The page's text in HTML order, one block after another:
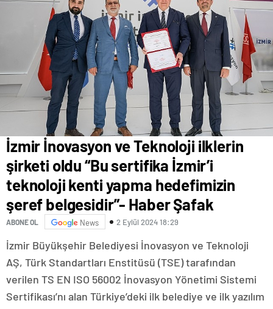
İzmir İnovasyon ve Teknoloji ilklerin
şirketi oldu “Bu sertifika İzmir’i
teknoloji kenti yapma hedefimizin
şeref belgesidir”- Haber Şafak
ABONE OL News 2 Eylül 2024 18:29
İzmir Büyükşehir Belediyesi İnovasyon ve Teknoloji
AŞ, Türk Standartları Enstitüsü (TSE) tarafından
verilen TS EN ISO 56002 İnovasyon Yönetimi Sistemi
Sertifikası’nı alan Türkiye’deki ilk belediye ve ilk yazılım